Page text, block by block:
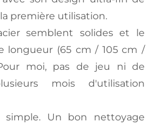
première utilisation.
semblent solides et le
longueur (65 cm / 105 cm /
moi, pas de jeu ni de
mois d'utilisation
Un bon nettoyage